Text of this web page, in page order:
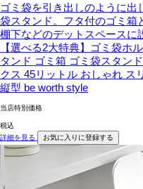
ゴミ袋を引き出しのように出
袋スタンド。フタ付のゴミ箱
棚下などのデットスペースに
【選べる2大特典】ゴミ袋ホ
タンド ゴミ箱 ゴミ袋スタン
クス 45リットル おしゃれ ス
縦型 be worth style
当店特別価格
税込
詳細を見る
お気に入りに登録する